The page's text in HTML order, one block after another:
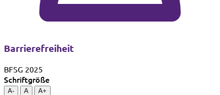
Barrierefreiheit
BFSG 2025
Schriftgröße
A- A A+